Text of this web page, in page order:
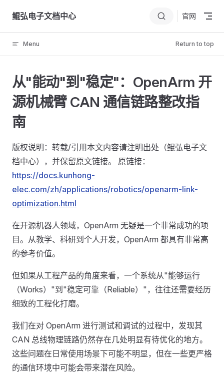
Skip to content
鲲弘电子文档中心 官网
Menu Return to top
从"能动"到"稳定"：OpenArm 开
源机械臂 CAN 通信链路整改指
南
版权说明：转载/引用本文内容请注明出处（鲲弘电子文
档中心），并保留原文链接。 原链接：
https://docs.kunhong-
elec.com/zh/applications/robotics/openarm-link-
optimization.html
在开源机器人领域，OpenArm 无疑是一个非常成功的项
目。从教学、科研到个人开发，OpenArm 都具有非常高
的参考价值。
但如果从工程产品的角度来看，一个系统从"能够运行
（Works）"到"稳定可靠（Reliable）"，往往还需要经历
细致的工程化打磨。
我们在对 OpenArm 进行测试和调试的过程中，发现其
CAN 总线物理链路仍然存在几处明显有待优化的地方。
这些问题在日常使用场景下可能不明显，但在一些更严格
的通信环境中可能会带来潜在风险。